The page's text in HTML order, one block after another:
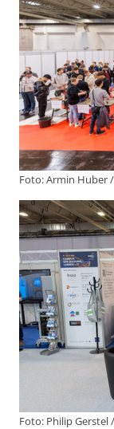
Foto: Armin Huber
Foto: Philip Gerstel